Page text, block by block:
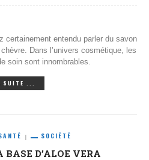
certainement entendu parler du savon
Dans l’univers cosmétique, les
soin sont innombrables.
SUITE ...
SOCIÉTÉ
BASE D’ALOE VERA